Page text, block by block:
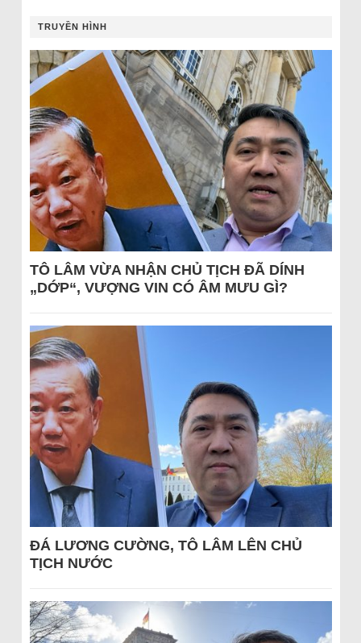
TRUYỀN HÌNH
TÔ LÂM VỪA NHẬN CHỦ TỊCH ĐÃ DÍNH
„DỚP“, VƯỢNG VIN CÓ ÂM MƯU GÌ?
ĐÁ LƯƠNG CƯỜNG, TÔ LÂM LÊN CHỦ
TỊCH NƯỚC